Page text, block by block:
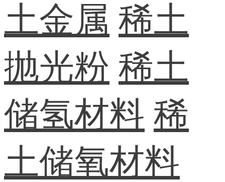
土金属 稀土
抛光粉 稀土
储氢材料 稀
土储氧材料